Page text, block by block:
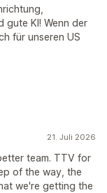
gute KI! Wenn der
für unseren US
21. Juli 2026
team. TTV for
of the way, the
we're getting the